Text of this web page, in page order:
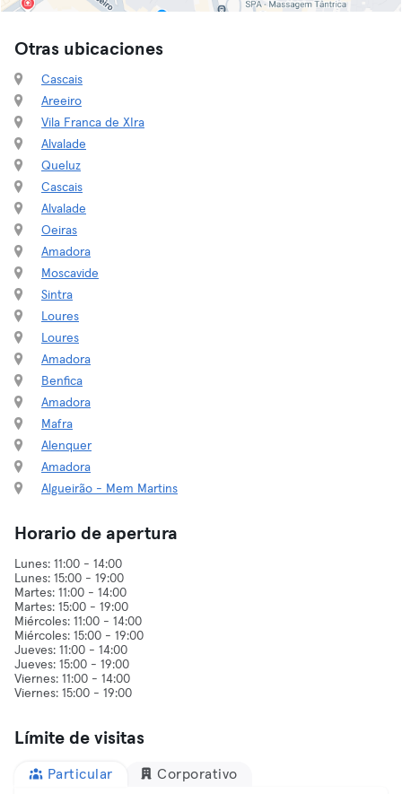
Otras ubicaciones
Cascais
Areeiro
Vila Franca de XIra
Alvalade
Queluz
Cascais
Alvalade
Oeiras
Amadora
Moscavide
Sintra
Loures
Loures
Amadora
Benfica
Amadora
Mafra
Alenquer
Amadora
Algueirão - Mem Martins
Horario de apertura
Lunes: 11:00 - 14:00
Lunes: 15:00 - 19:00
Martes: 11:00 - 14:00
Martes: 15:00 - 19:00
Miércoles: 11:00 - 14:00
Miércoles: 15:00 - 19:00
Jueves: 11:00 - 14:00
Jueves: 15:00 - 19:00
Viernes: 11:00 - 14:00
Límite de visitas
Particular Corporativo